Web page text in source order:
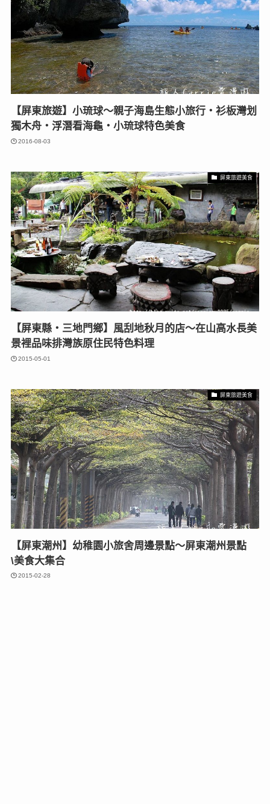
【屏東旅遊】小琉球～親子海島生態小旅行‧衫板灣划
獨木舟‧浮潛看海龜‧小琉球特色美食
2016-08-03
屏東旅遊美食
【屏東縣‧三地門鄉】風刮地秋月的店～在山高水長美
景裡品味排灣族原住民特色料理
2015-05-01
屏東旅遊美食
【屏東潮州】幼稚園小旅舍周邊景點～屏東潮州景點
\美食大集合
2015-02-28